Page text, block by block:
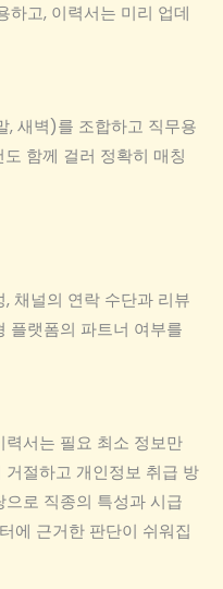
하고, 이력서는 미리 업데
, 새벽)를 조합하고 직무용
함께 걸러 정확히 매칭
채널의 연락 수단과 리뷰
플랫폼의 파트너 여부를
서는 필요 최소 정보만
절하고 개인정보 취급 방
로 직종의 특성과 시급
에 근거한 판단이 쉬워집